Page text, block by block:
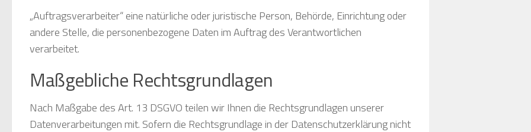
„Auftragsverarbeiter“ eine natürliche oder juristische Person, Behörde, Einrichtung oder
andere Stelle, die personenbezogene Daten im Auftrag des Verantwortlichen
verarbeitet.
Maßgebliche Rechtsgrundlagen
Nach Maßgabe des Art. 13 DSGVO teilen wir Ihnen die Rechtsgrundlagen unserer
Datenverarbeitungen mit. Sofern die Rechtsgrundlage in der Datenschutzerklärung nicht